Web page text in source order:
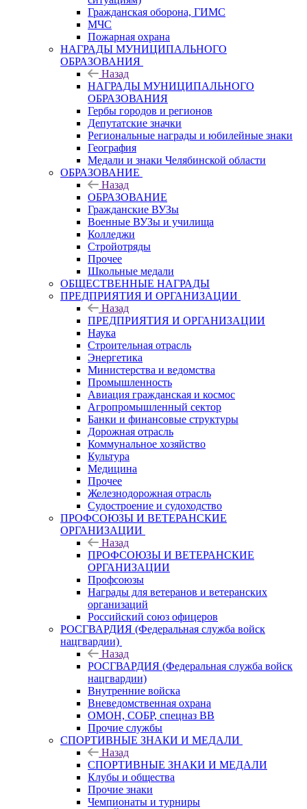
Гражданская оборона, ГИМС
МЧС
Пожарная охрана
НАГРАДЫ МУНИЦИПАЛЬНОГО
ОБРАЗОВАНИЯ
Назад
НАГРАДЫ МУНИЦИПАЛЬНОГО
ОБРАЗОВАНИЯ
Гербы городов и регионов
Депутатские значки
Региональные награды и юбилейные знаки
География
Медали и знаки Челябинской области
ОБРАЗОВАНИЕ
Назад
ОБРАЗОВАНИЕ
Гражданские ВУЗы
Военные ВУЗы и училища
Колледжи
Стройотряды
Прочее
Школьные медали
ОБЩЕСТВЕННЫЕ НАГРАДЫ
ПРЕДПРИЯТИЯ И ОРГАНИЗАЦИИ
Назад
ПРЕДПРИЯТИЯ И ОРГАНИЗАЦИИ
Наука
Строительная отрасль
Энергетика
Министерства и ведомства
Промышленность
Авиация гражданская и космос
Агропромышленный сектор
Банки и финансовые структуры
Дорожная отрасль
Коммунальное хозяйство
Культура
Медицина
Прочее
Железнодорожная отрасль
Судостроение и судоходство
ПРОФСОЮЗЫ И ВЕТЕРАНСКИЕ
ОРГАНИЗАЦИИ
Назад
ПРОФСОЮЗЫ И ВЕТЕРАНСКИЕ
ОРГАНИЗАЦИИ
Профсоюзы
Награды для ветеранов и ветеранских
организаций
Российский союз офицеров
РОСГВАРДИЯ (Федеральная служба войск
нацгвардии)
Назад
РОСГВАРДИЯ (Федеральная служба войск
нацгвардии)
Внутренние войска
Вневедомственная охрана
ОМОН, СОБР, спецназ ВВ
Прочие службы
СПОРТИВНЫЕ ЗНАКИ И МЕДАЛИ
Назад
СПОРТИВНЫЕ ЗНАКИ И МЕДАЛИ
Клубы и общества
Прочие знаки
Чемпионаты и турниры